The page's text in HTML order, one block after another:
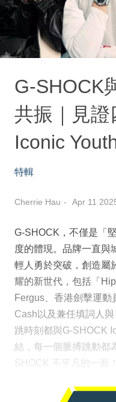
G-SHOCK
共振｜見
Iconic
特輯
Cherrie Hau Apr 11
G-SHOCK，不僅是「
度的體現。品牌一直與
輕人勇於突破，創造屬
耀的新世代，包括「
Fergus、香港劍擊運
Cash以及兼任填詞人
跳時刻都與G-SHOCK
結，每一個脈搏跳動都
SHOCK 不平凡的一面！